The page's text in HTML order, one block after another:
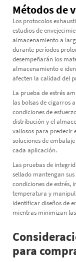
Métodos de
Los protocolos
estudios de
almacenamiento a
durante períodos
desempeñarán los
almacenamiento e
afecten la calidad del
La prueba de estrés
las bolsas de cigarros
condiciones de
distribución y el
valiosos para predecir
soluciones de
cada aplicación.
Las pruebas de
sellado mantengan
condiciones de estrés,
temperatura y
identificar diseños de
mientras minimizan
para